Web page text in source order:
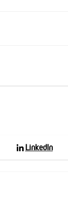
LinkedIn